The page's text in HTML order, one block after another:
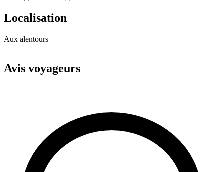
Localisation
Aux alentours
+
Avis voyageurs